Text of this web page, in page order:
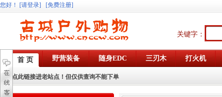
您好 ！ [请登录] [免费注册]
关键字：
首 页 野营装备 随身EDC 三刃木 打火机
点此链接进老站点！但仅供查询不能下单